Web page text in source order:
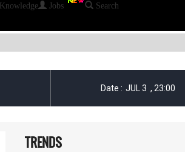
Knowledge Jobs Search
TRENDS